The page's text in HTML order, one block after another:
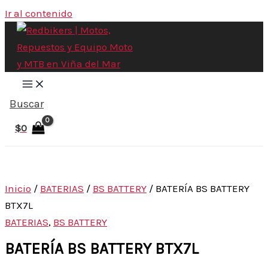
Ir al contenido
Buscar
$0
Inicio / BATERIAS / BS BATTERY / BATERÍA BS BATTERY
BTX7L
BATERIAS, BS BATTERY
BATERÍA BS BATTERY BTX7L